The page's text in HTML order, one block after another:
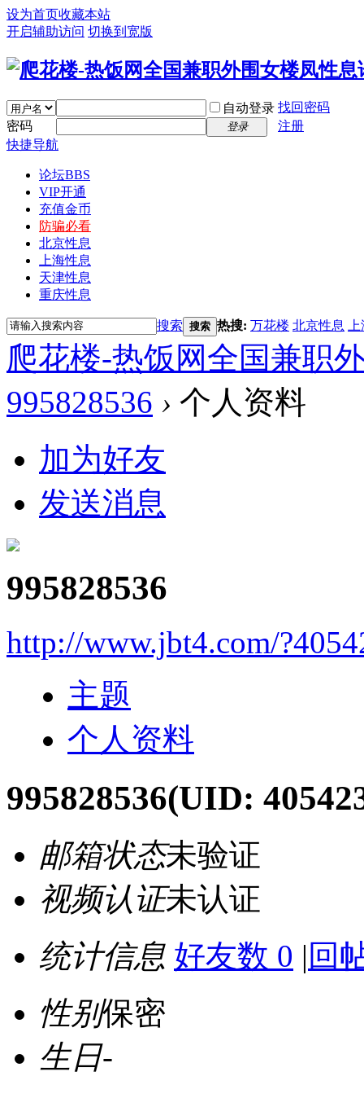
设为首页收藏本站
开启辅助访问 切换到宽版
自动登录 找回密码
密码
登录
注册
快捷导航
论坛BBS
VIP开通
充值金币
防骗必看
北京性息
上海性息
天津性息
重庆性息
搜索 搜索 热搜: 万花楼 北京性息
爬花楼-热饭网全国兼职
995828536 › 个人资料
加为好友
发送消息
995828536
http://www.jbt4.com/
主题
个人资料
995828536(UID:
邮箱状态未验证
视频认证未认证
统计信息 好友数 0 | 回
性别保密
生日-